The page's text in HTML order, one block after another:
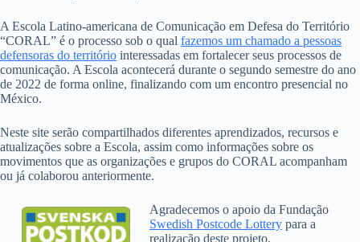
A Escola Latino-americana de Comunicação em Defesa do Território
“CORAL” é o processo sob o qual fazemos um chamado a pessoas
defensoras do território interessadas em fortalecer seus processos de
comunicação. A Escola acontecerá durante o segundo semestre do ano
de 2022 de forma online, finalizando com um encontro presencial no
México.
Neste site serão compartilhados diferentes aprendizados, recursos e
atualizações sobre a Escola, assim como informações sobre os
movimentos que as organizações e grupos do CORAL acompanham
ou já colaborou anteriormente.
Agradecemos o apoio da Fundação
Swedish Postcode Lotterypara a
realização deste projeto.